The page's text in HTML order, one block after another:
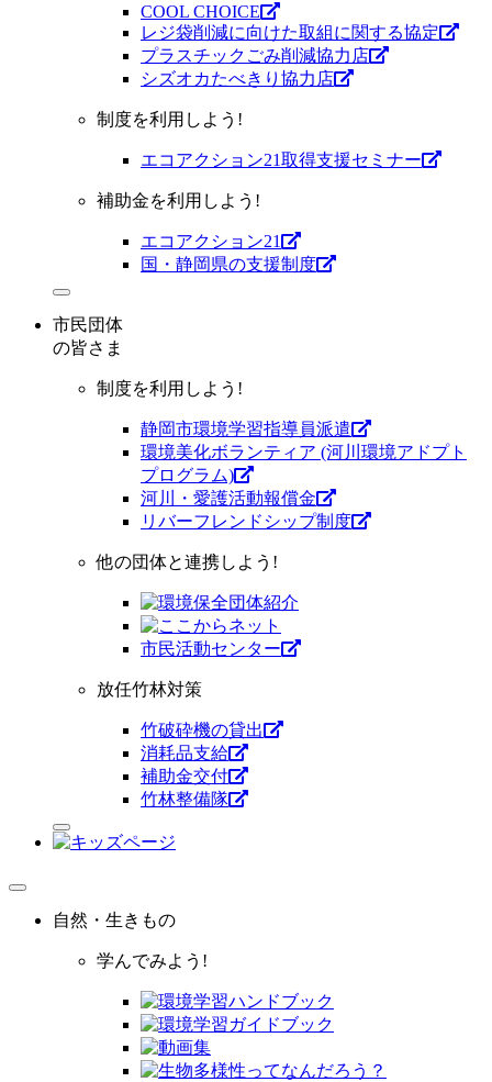
COOL CHOICE
レジ袋削減に向けた取組に関する協定
プラスチックごみ削減協力店
シズオカたべきり協力店
制度を利用しよう!
エコアクション21取得支援セミナー
補助金を利用しよう!
エコアクション21
国・静岡県の支援制度
市民団体
の皆さま
制度を利用しよう!
静岡市環境学習指導員派遣
環境美化ボランティア (河川環境アドプト
プログラム)
河川・愛護活動報償金
リバーフレンドシップ制度
他の団体と連携しよう!
市⺠活動センター
放任竹林対策
竹破砕機の貸出
消耗品支給
補助金交付
竹林整備隊
自然・生きもの
学んでみよう!